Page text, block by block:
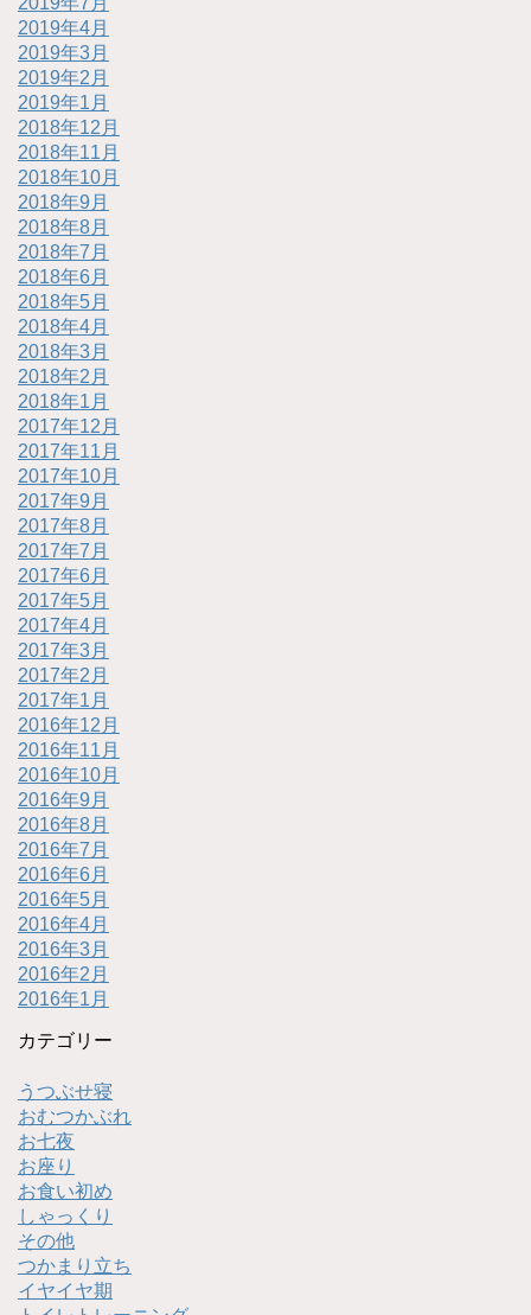
2019年4月
2019年3月
2019年2月
2019年1月
2018年12月
2018年11月
2018年10月
2018年9月
2018年8月
2018年7月
2018年6月
2018年5月
2018年4月
2018年3月
2018年2月
2018年1月
2017年12月
2017年11月
2017年10月
2017年9月
2017年8月
2017年7月
2017年6月
2017年5月
2017年4月
2017年3月
2017年2月
2017年1月
2016年12月
2016年11月
2016年10月
2016年9月
2016年8月
2016年7月
2016年6月
2016年5月
2016年4月
2016年3月
2016年2月
2016年1月
カテゴリー
うつぶせ寝
おむつかぶれ
お七夜
お座り
お食い初め
しゃっくり
その他
つかまり立ち
イヤイヤ期